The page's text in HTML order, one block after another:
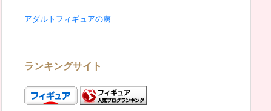
アダルトフィギュアの虜
ランキングサイト